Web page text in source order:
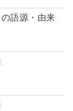
語源・由来